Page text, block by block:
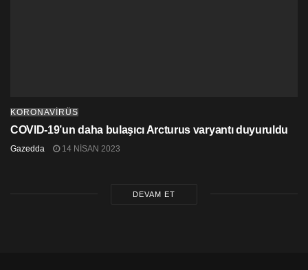
KORONAVİRÜS
COVID-19’un daha bulaşıcı Arcturus varyantı duyuruldu
Gazedda 14 NISAN 2023
DEVAM ET